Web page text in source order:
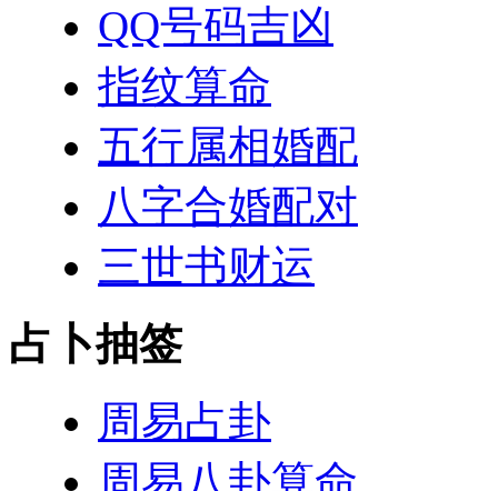
QQ号码吉凶
指纹算命
五行属相婚配
八字合婚配对
三世书财运
占卜抽签
周易占卦
周易八卦算命